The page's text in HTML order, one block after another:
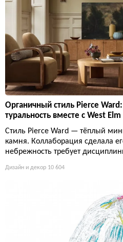
Органичный стиль Pierce
туральность вместе с West Elm
Стиль Pierce Ward — тёплый
камня. Коллаборация сделала
небрежность требует
Дизайн и декор 10 604